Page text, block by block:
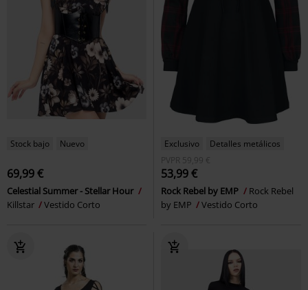
Stock bajo Nuevo
69,99 €
Celestial Summer - Stellar Hour
Killstar
Vestido Corto
Exclusivo
Detalles metálicos
PVPR
59,99 €
53,99 €
Rock Rebel by EMP
Rock Rebel
by EMP
Vestido Corto